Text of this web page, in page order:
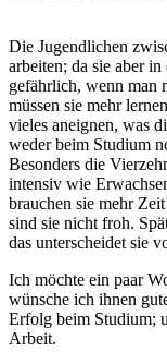
Die Jugendlichen
arbeiten; da sie aber
gefährlich, wenn man
müssen sie mehr
vieles aneignen, was
weder beim Studium
Besonders die
intensiv wie
brauchen sie mehr
sind sie nicht froh.
das unterscheidet sie
Ich möchte ein paar
wünsche ich ihnen
Erfolg beim Studium;
Arbeit.